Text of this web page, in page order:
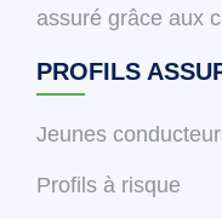
assuré grâce aux
PROFILS
Jeunes
Profils à risque